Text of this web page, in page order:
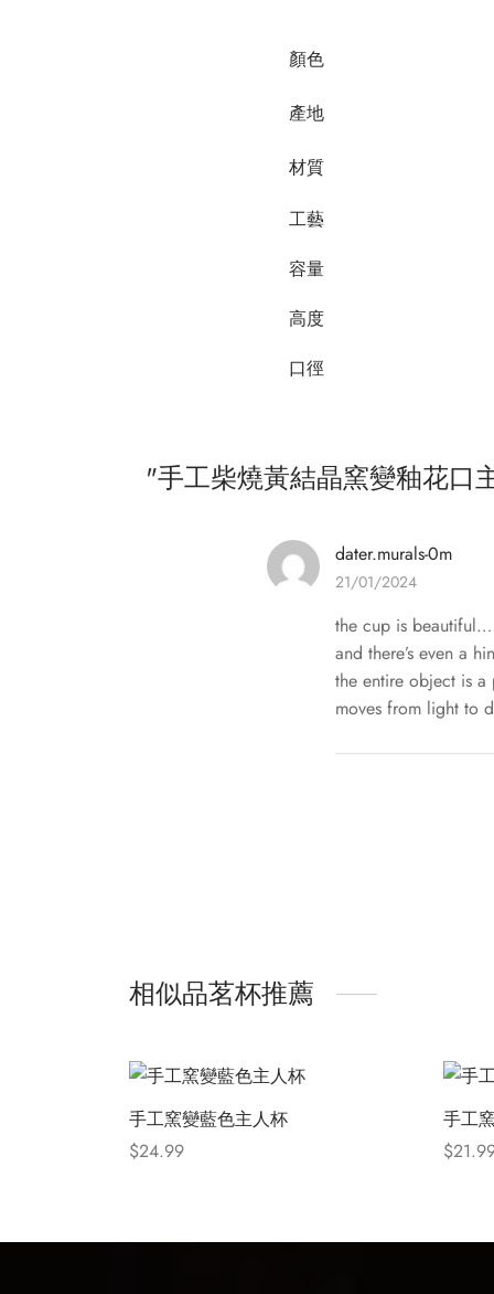
顏色
產地
材質
工藝
容量
高度
口徑
手工柴燒黃結晶窯變釉花口
dater.murals-0m
21/01/2024
the cup is beautiful…
and there’s even a
the entire object is
moves from light to
相似品茗杯推薦
手工窯變藍色主人杯
$24.99
手工
$